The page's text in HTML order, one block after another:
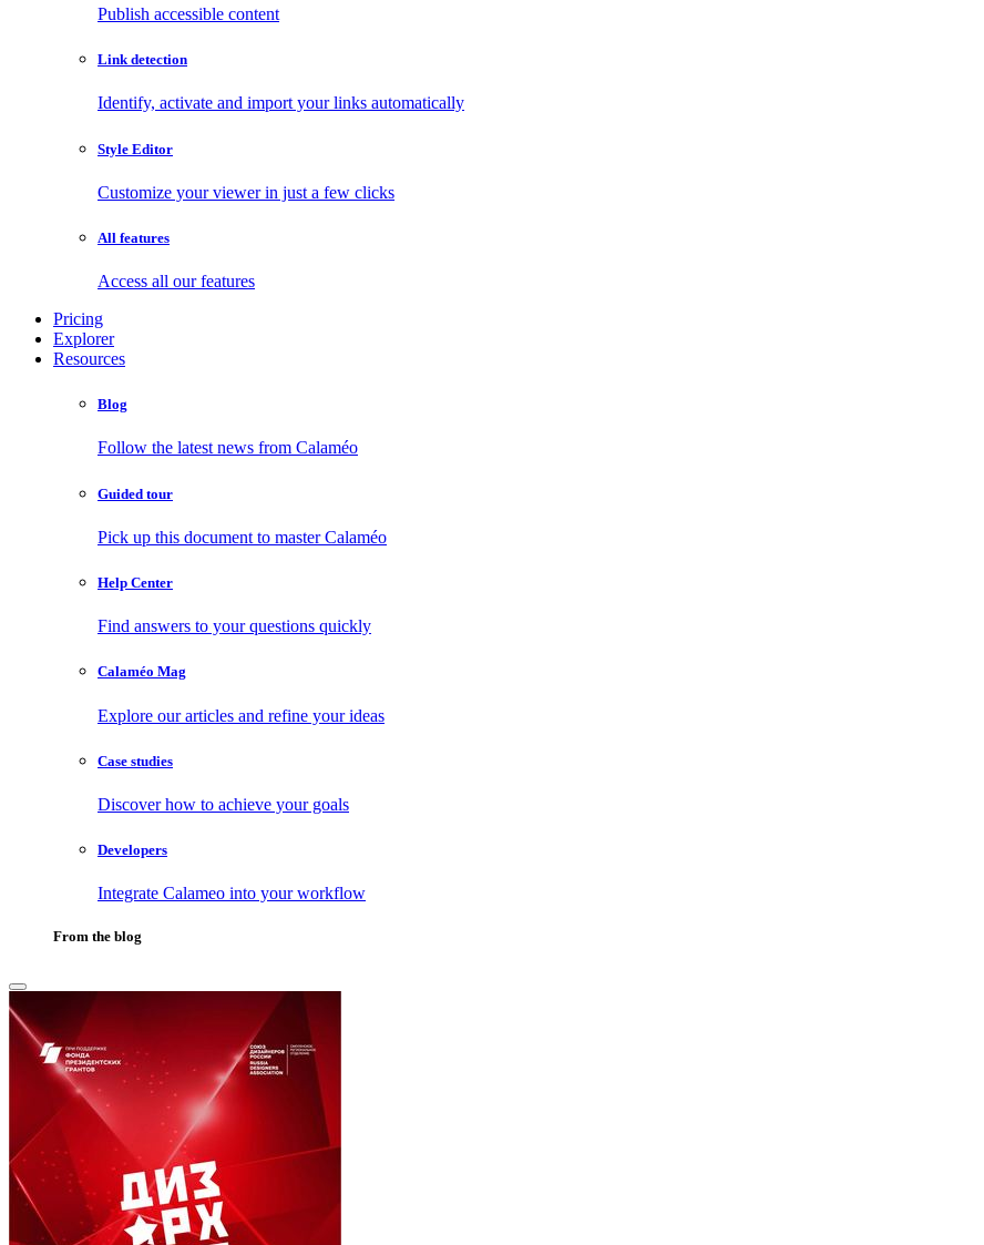
Publish accessible content
Link detection
Identify, activate and import your links automatically
Style Editor
Customize your viewer in just a few clicks
All features
Access all our features
Pricing
Explorer
Resources
Blog
Follow the latest news from Calaméo
Guided tour
Pick up this document to master Calaméo
Help Center
Find answers to your questions quickly
Calaméo Mag
Explore our articles and refine your ideas
Case studies
Discover how to achieve your goals
Developers
Integrate Calameo into your workflow
From the blog